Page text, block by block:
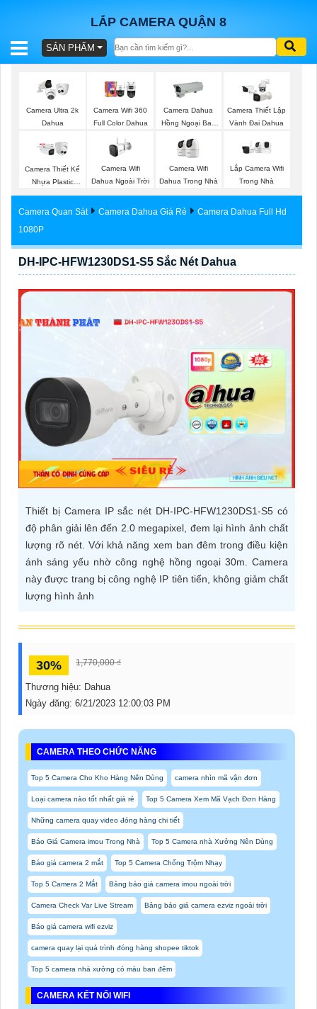
LẮP CAMERA QUẬN 8
BÁO
SẢN
TƯ
LẮP
ĐẶT
PHỤ
KIỆN
CAMERA
TƯ
DỊCH
VỤ
SẢN PHẨM
Camera Ultra 2k
Dahua
Camera Wifi 360
Full Color Dahua
Camera Dahua
Hồng Ngoại Ban
Camera Thiết Lập
Vành Đai Dahua
Camera Thiết Kế
Nhựa Plastic
Dahua
Camera Wifi
Dahua Ngoài Trời
Camera Wifi
Dahua Trong Nhà
Lắp Camera Wifi
Trong Nhà
Camera Quan Sát Camera Dahua Giá Rẻ
Camera Dahua Full Hd
1080P
DH-IPC-HFW1230DS1-S5 Sắc Nét Dahua
Thiết bị Camera IP sắc nét DH-IPC-HFW1230DS1-S5 có
độ phân giải lên đến 2.0 megapixel, đem lại hình ảnh chất
lượng rõ nét. Với khả năng xem ban đêm trong điều kiện
ánh sáng yếu nhờ công nghệ hồng ngoại 30m. Camera
này được trang bị công nghệ IP tiên tiến, không giảm chất
lượng hình ảnh
30% 1,770,000 ₫
Thương hiệu: Dahua
Ngày đăng: 6/21/2023 12:00:03 PM
CAMERA THEO CHỨC NĂNG
Top 5 Camera Cho Kho Hàng Nên Dùng camera nhìn mã vận đơn
Loại camera nào tốt nhất giá rẻ Top 5 Camera Xem Mã Vạch Đơn Hàng
Những camera quay video đóng hàng chi tiết
Báo Giá Camera imou Trong Nhà Top 5 Camera nhà Xưởng Nên Dùng
Báo giá camera 2 mắt Top 5 Camera Chống Trộm Nhạy
Top 5 Camera 2 Mắt Bảng báo giá camera imou ngoài trời
Camera Check Var Live Stream Bảng báo giá camera ezviz ngoài trời
Báo giá camera wifi ezviz
camera quay lại quá trình đóng hàng shopee tiktok
Top 5 camera nhà xưởng có màu ban đêm
CAMERA KẾT NỐI WIFI